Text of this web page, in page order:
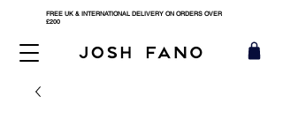
FREE UK & INTERNATIONAL DELIVERY ON ORDERS OVER
£200